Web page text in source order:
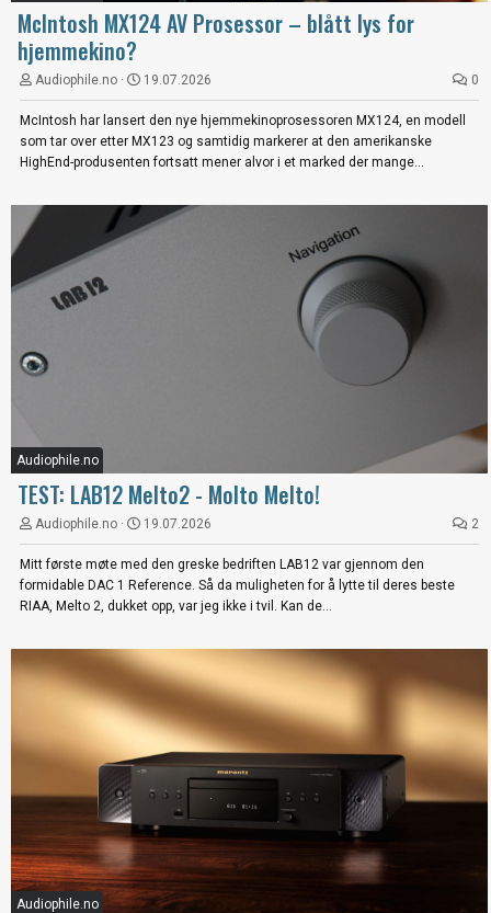
McIntosh MX124 AV Prosessor – blått lys for
hjemmekino?
Audiophile.no 19.07.2026 0
McIntosh har lansert den nye hjemmekinoprosessoren MX124, en modell
som tar over etter MX123 og samtidig markerer at den amerikanske
HighEnd-produsenten fortsatt mener alvor i et marked der mange...
Audiophile.no
TEST: LAB12 Melto2 - Molto Melto!
Audiophile.no 19.07.2026 2
Mitt første møte med den greske bedriften LAB12 var gjennom den
formidable DAC 1 Reference. Så da muligheten for å lytte til deres beste
RIAA, Melto 2, dukket opp, var jeg ikke i tvil. Kan de...
Audiophile.no